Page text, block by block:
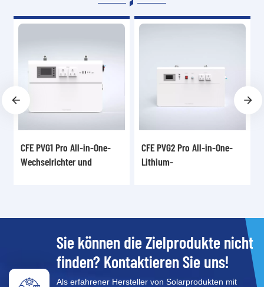
CFE PVG1 Pro All-in-One-
Wechselrichter und
CFE PVG2 Pro All-in-One-
Lithium-
Sie können die Zielprodukte nicht
finden? Kontaktieren Sie uns!
Als erfahrener Hersteller von Solarprodukten mit